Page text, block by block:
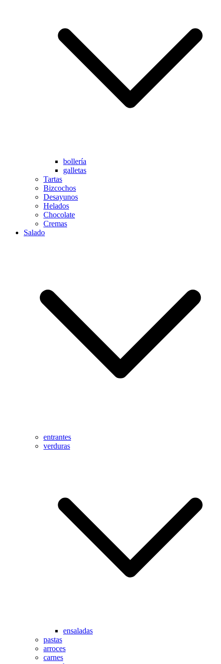
bollería
galletas
Tartas
Bizcochos
Desayunos
Helados
Chocolate
Cremas
Salado
entrantes
verduras
ensaladas
pastas
arroces
carnes